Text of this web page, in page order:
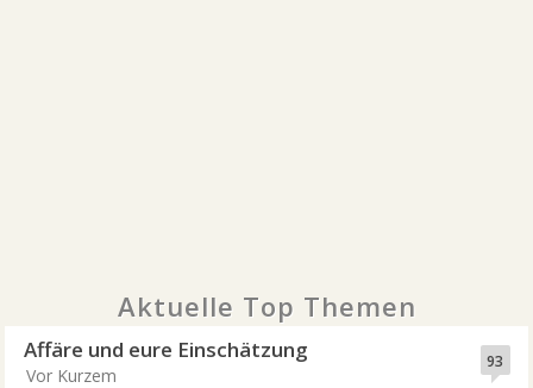
Aktuelle Top Themen
93
Affäre und eure Einschätzung
Vor Kurzem